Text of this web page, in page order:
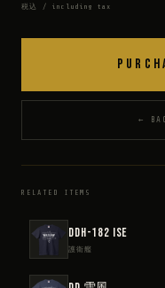
税込 / including tax
←
RELATED ITEMS
DDH-182 ISE
護衛艦